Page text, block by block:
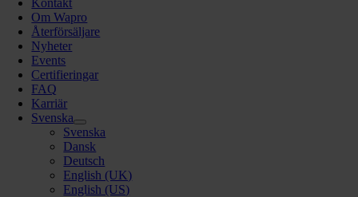
Kontakt
Om Wapro
Återförsäljare
Nyheter
Events
Certifieringar
FAQ
Karriär
Svenska
Svenska
Dansk
Deutsch
English (UK)
English (US)